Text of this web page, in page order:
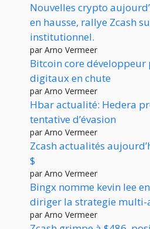
Nouvelles crypto
en hausse, rallye Zcash
institutionnel.
par Arno Vermeer
Bitcoin core développeur
digitaux en chute
par Arno Vermeer
Hbar actualité: Hedera
tentative d’évasion
par Arno Vermeer
Zcash actualités
$
par Arno Vermeer
Bingx nomme kevin lee
diriger la strategie multi-
par Arno Vermeer